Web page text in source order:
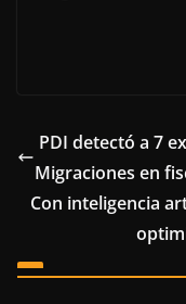
PDI detectó a 7
Migraciones en
Con inteligencia